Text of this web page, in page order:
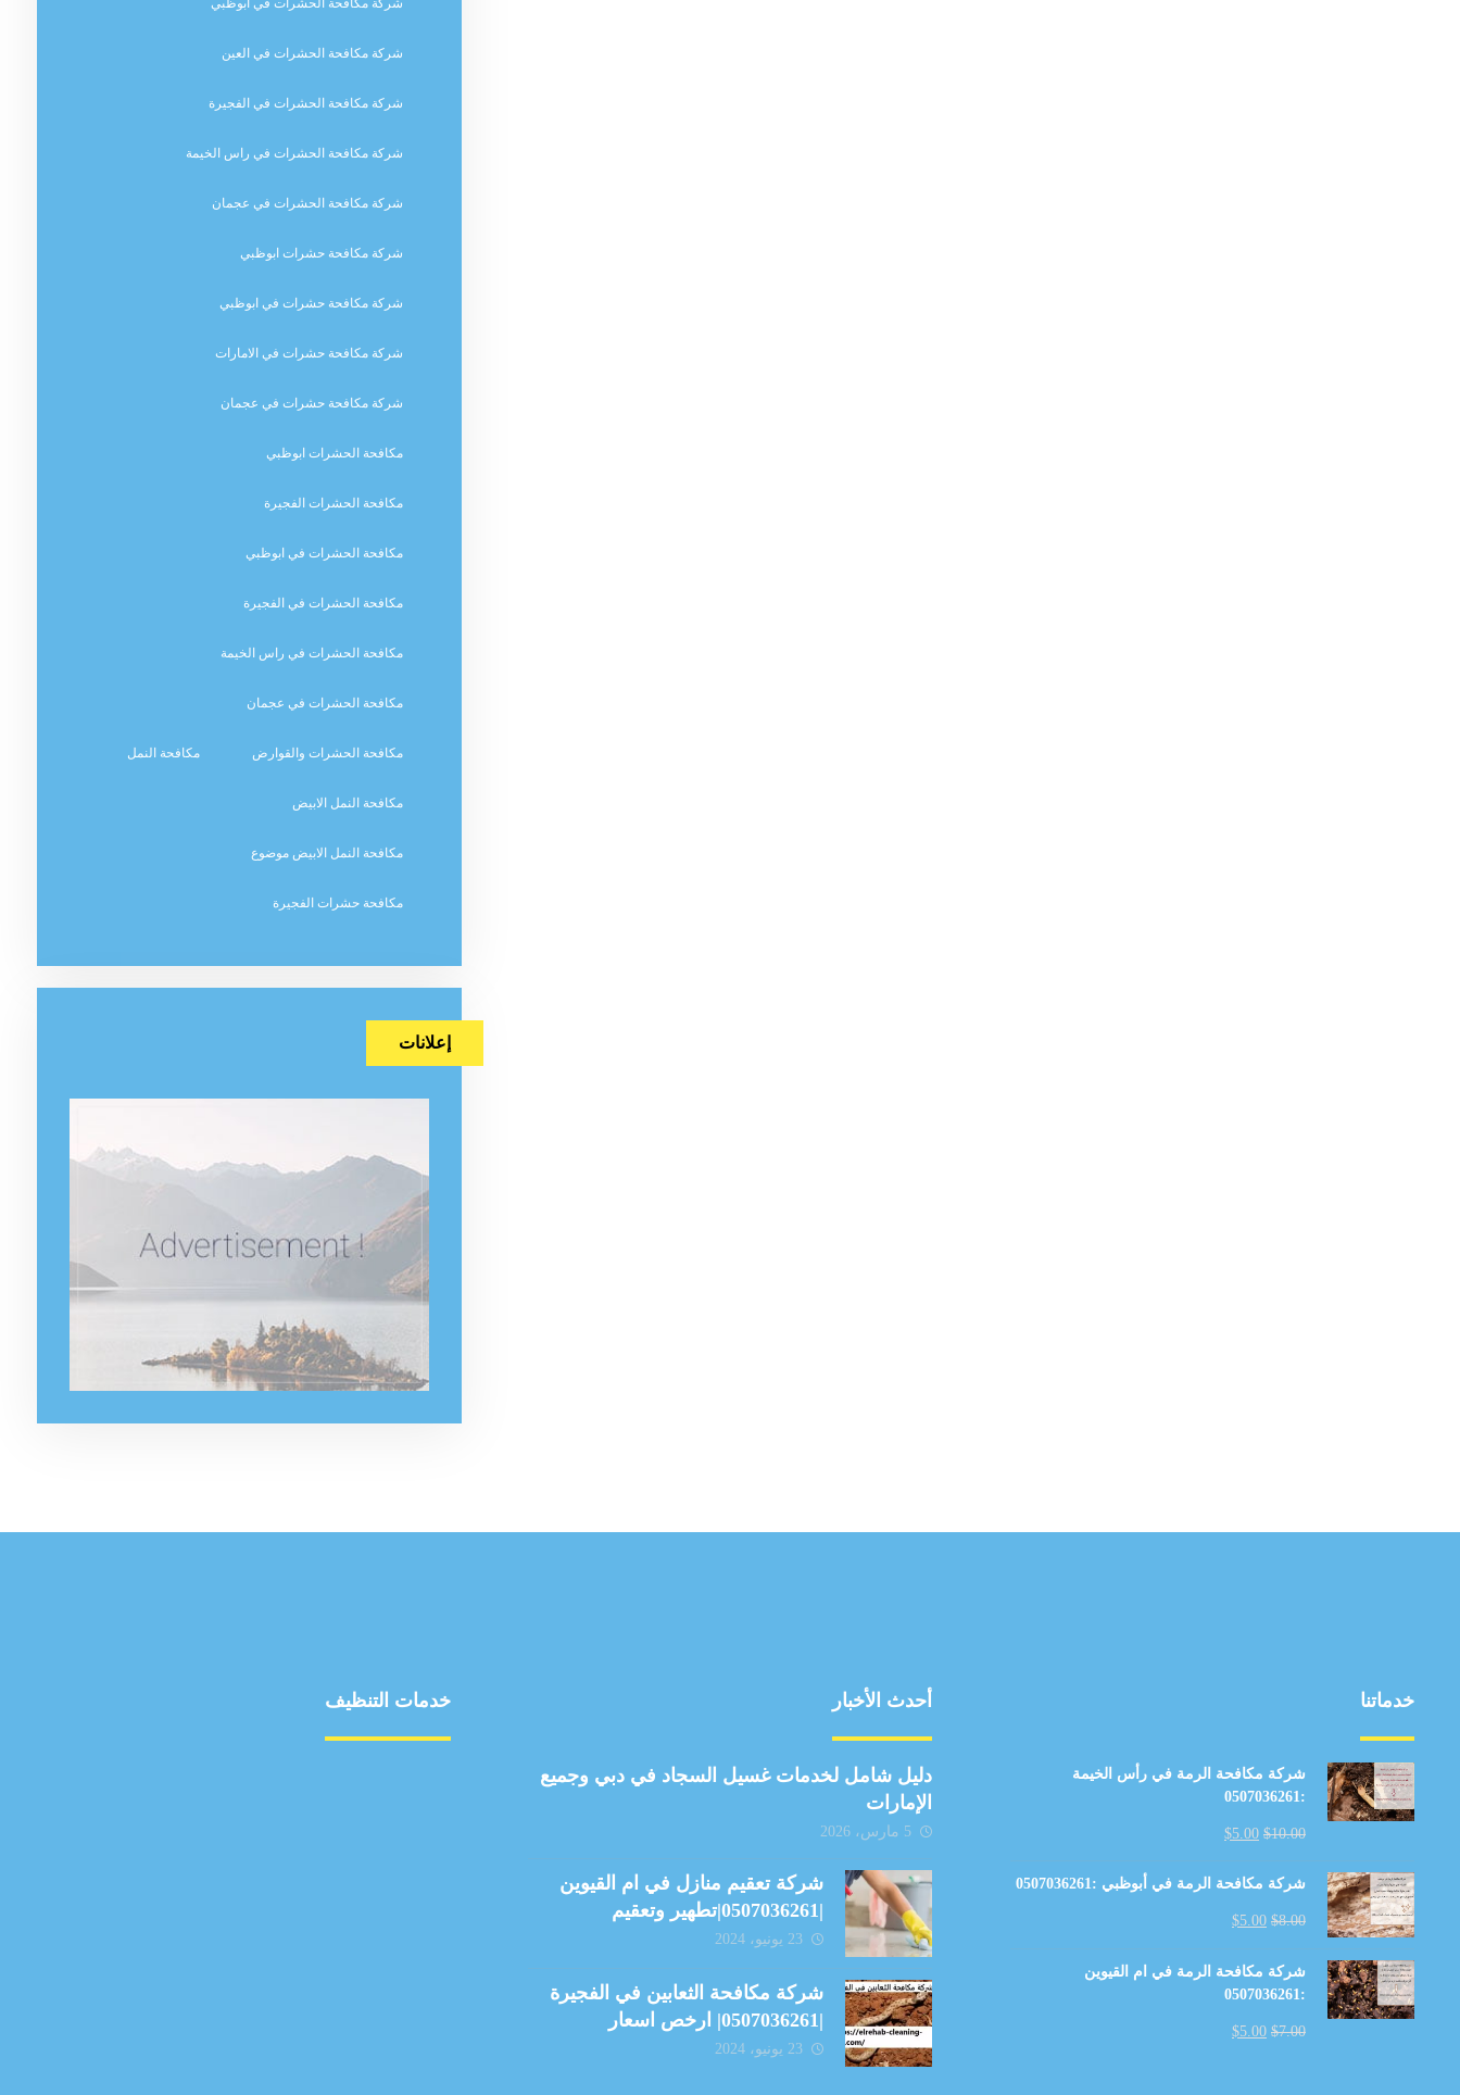
شركة مكافحة الحشرات في ابوظبي
شركة مكافحة الحشرات في العين
شركة مكافحة الحشرات في الفجيرة
شركة مكافحة الحشرات في راس الخيمة
شركة مكافحة الحشرات في عجمان
شركة مكافحة حشرات ابوظبي
شركة مكافحة حشرات في ابوظبي
شركة مكافحة حشرات في الامارات
شركة مكافحة حشرات في عجمان
مكافحة الحشرات ابوظبي
مكافحة الحشرات الفجيرة
مكافحة الحشرات في ابوظبي
مكافحة الحشرات في الفجيرة
مكافحة الحشرات في راس الخيمة
مكافحة الحشرات في عجمان
مكافحة الحشرات والقوارض مكافحة النمل
مكافحة النمل الابيض
مكافحة النمل الابيض موضوع
مكافحة حشرات الفجيرة
إعلانات
خدماتنا
شركة مكافحة الرمة في رأس الخيمة
:0507036261
$10.00
$5.00
شركة مكافحة الرمة في أبوظبي :0507036261
$8.00
$5.00
شركة مكافحة الرمة في ام القيوين
:0507036261
$7.00
$5.00
أحدث الأخبار
دليل شامل لخدمات غسيل السجاد في دبي وجميع
الإمارات
5 مارس، 2026
شركة تعقيم منازل في ام القيوين
|0507036261|تطهير وتعقيم
23 يونيو، 2024
شركة مكافحة الثعابين في الفجيرة
|0507036261| ارخص اسعار
23 يونيو، 2024
خدمات التنظيف